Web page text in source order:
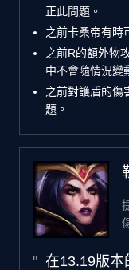
正此問題。
之前卡桑帝有時
之前R的額外物
中不會隨情況變
之前對護盾的傷
題。
在13.19版本